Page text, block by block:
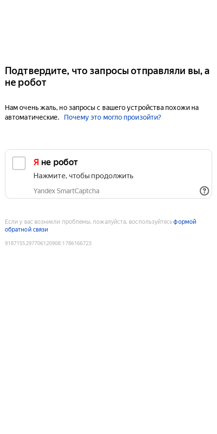
Подтвердите, что запросы отправляли вы, а
не робот
Нам очень жаль, но запросы с вашего устройства похожи на
автоматические.
Почему это могло произойти?
Я не робот
Нажмите, чтобы продолжить
Yandex SmartCaptcha
Если у вас возникли проблемы, пожалуйста, воспользуйтесьформой
обратной связи
9187155297706120908:1786166723